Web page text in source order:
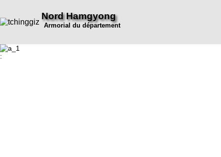
Nord Hamgyong
Armorial du département
: